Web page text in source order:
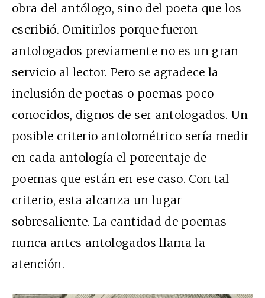
obra del antólogo, sino del poeta que los
escribió. Omitirlos porque fueron
antologados previamente no es un gran
servicio al lector. Pero se agradece la
inclusión de poetas o poemas poco
conocidos, dignos de ser antologados. Un
posible criterio antolométrico sería medir
en cada antología el porcentaje de
poemas que están en ese caso. Con tal
criterio, esta alcanza un lugar
sobresaliente. La cantidad de poemas
nunca antes antologados llama la
atención.